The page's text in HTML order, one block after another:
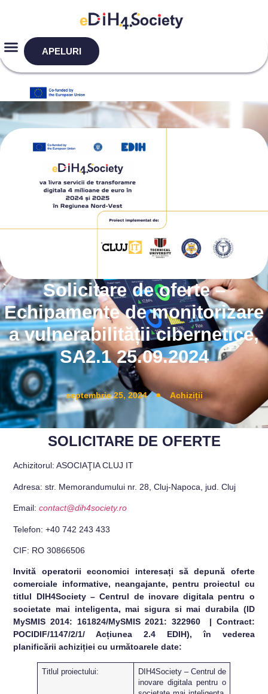
APELURI
Solicitare de oferte –
Echipamente de monitorizare
a vulnerabilității cibernetice,
SA2.1 25.09.2024
septembrie 25, 2024 Achiziții
SOLICITARE DE OFERTE
Achizitorul: ASOCIAŢIA CLUJ IT
Adresa: str. Memorandumului nr. 28, Cluj-Napoca, jud. Cluj
Email:contact@dih4society.ro
Telefon: +40 742 243 433
CIF: RO 30866506
Invită operatorii economici interesați să depună oferte
comerciale informative, neangajante, pentru proiectul cu
titlul DIH4Society – Centrul de inovare digitala pentru o
societate mai inteligenta, mai sigura si mai durabila (ID
MySMIS 2014: 161824/MySMIS 2021: 322960 | Contract:
POCIDIF/1147/2/1/ Acțiunea 2.4 EDIH), în vederea
planificării achiziției cu următoarele date:
Titlul proiectului:
DIH4Society – Centrul de
inovare digitala pentru o